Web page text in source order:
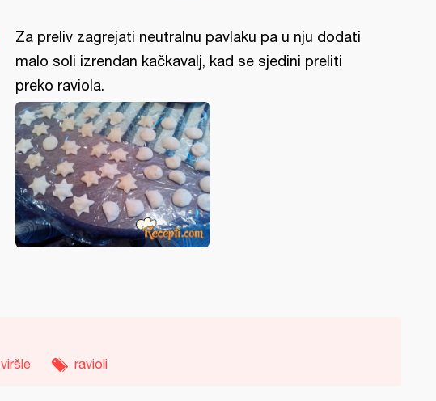
Za preliv zagrejati neutralnu pavlaku pa u nju dodati
malo soli izrendan kačkavalj, kad se sjedini preliti
preko raviola.
viršle ravioli